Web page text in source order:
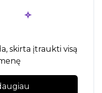
skirta įtraukti visą